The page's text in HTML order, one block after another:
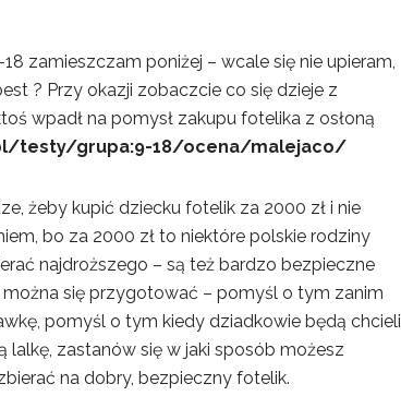
zamieszczam poniżej – wcale się nie upieram,
? Przy okazji zobaczcie co się dzieje z
wpadł na pomysł zakupu fotelika z osłoną
testy/grupa:9-18/ocena/malejaco/
żeby kupić dziecku fotelik za 2000 zł i nie
bo za 2000 zł to niektóre polskie rodziny
najdroższego – są też bardzo bezpieczne
się przygotować – pomyśl o tym zanim
pomyśl o tym kiedy dziadkowie będą chcieli
lalkę, zastanów się w jaki sposób możesz
na dobry, bezpieczny fotelik.